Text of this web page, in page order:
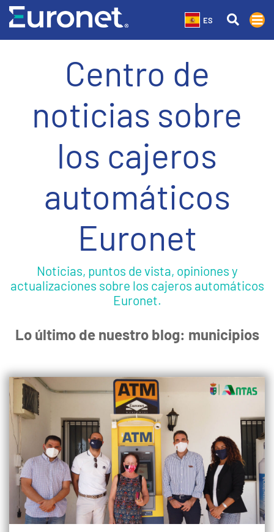
ES
Centro de
noticias sobre
los cajeros
automáticos
Euronet
Noticias, puntos de vista, opiniones y
actualizaciones sobre los cajeros automáticos
Euronet.
Lo último de nuestro blog: municipios